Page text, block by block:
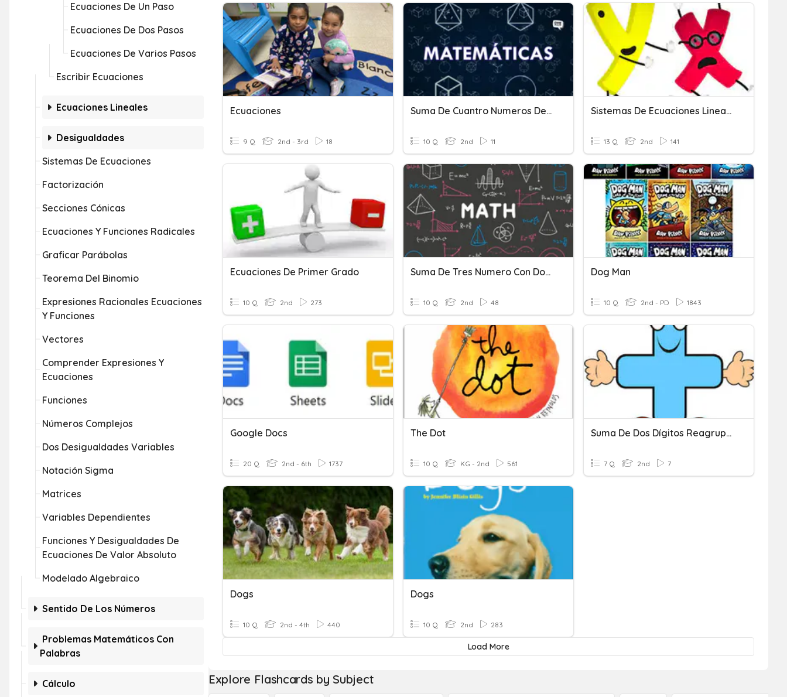
Ecuaciones De Un Paso
Ecuaciones De Dos Pasos
Ecuaciones De Varios Pasos
Escribir Ecuaciones
Ecuaciones Lineales
Desigualdades
Sistemas De Ecuaciones
Factorización
Secciones Cónicas
Ecuaciones Y Funciones Radicales
Graficar Parábolas
Teorema Del Binomio
Expresiones Racionales Ecuaciones
Y Funciones
Vectores
Comprender Expresiones Y
Ecuaciones
Funciones
Números Complejos
Dos Desigualdades Variables
Notación Sigma
Matrices
Variables Dependientes
Funciones Y Desigualdades De
Ecuaciones De Valor Absoluto
Modelado Algebraico
Sentido De Los Números
Problemas Matemáticos Con
Palabras
Cálculo
Ecuaciones
9 Q 2nd - 3rd 18
Suma De Cuantro Numeros De Dos Digitos
10 Q 2nd 11
Sistemas De Ecuaciones Lineales
13 Q 2nd 141
Ecuaciones De Primer Grado
10 Q 2nd 273
Suma De Tres Numero Con Dos Dígitos
10 Q 2nd 48
Dog Man
10 Q 2nd - PD 1843
Google Docs
20 Q 2nd - 6th 1737
The Dot
10 Q KG - 2nd 561
Suma De Dos Dígitos Reagrupando
7 Q 2nd 7
Dogs
10 Q 2nd - 4th 440
Dogs
10 Q 2nd 283
Load More
Explore Flashcards by Subject